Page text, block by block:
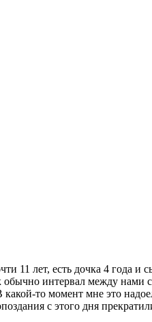
лет, есть дочка 4 года и
интервал между нами
то момент мне это
с этого дня